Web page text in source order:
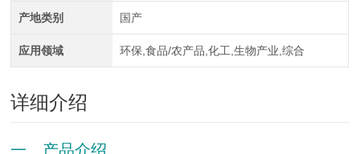
产地类别 国产
应用领域 环保,食品/农产品,化工,生物产业,综合
详细介绍
一、产品介绍